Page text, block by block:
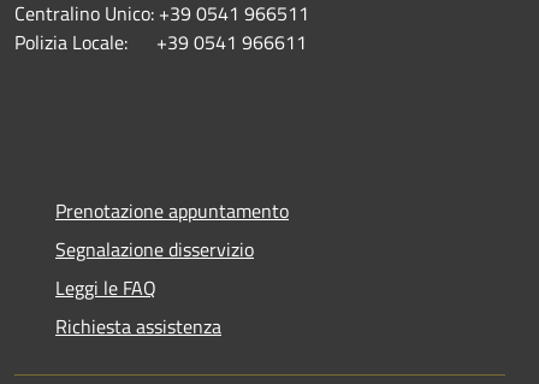
Centralino Unico: +39 0541 966511
Polizia Locale: +39 0541 966611
Prenotazione appuntamento
Segnalazione disservizio
Leggi le FAQ
Richiesta assistenza